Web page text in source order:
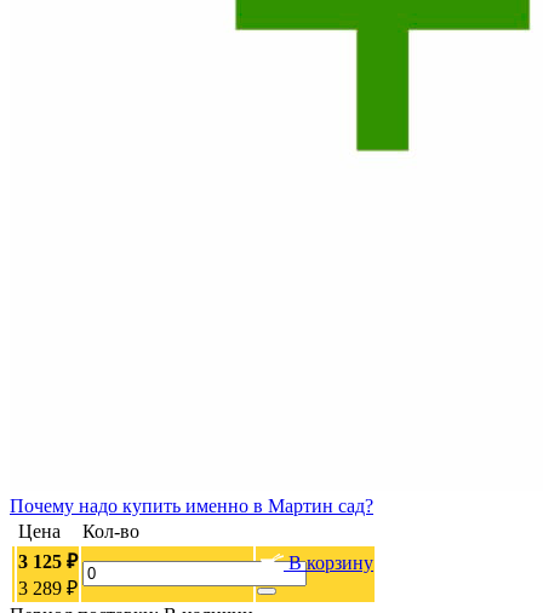
Почему надо купить именно в Мартин сад?
Цена
Кол-во
3 125 ₽
3 289 ₽
В корзину